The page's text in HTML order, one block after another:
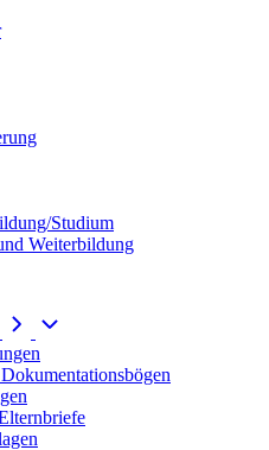
Studium
Weiterbildung